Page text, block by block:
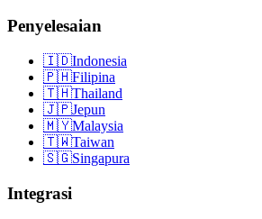
Penyelesaian
🇮🇩Indonesia
🇵🇭Filipina
🇹🇭Thailand
🇯🇵Jepun
🇲🇾Malaysia
🇹🇼Taiwan
🇸🇬Singapura
Integrasi